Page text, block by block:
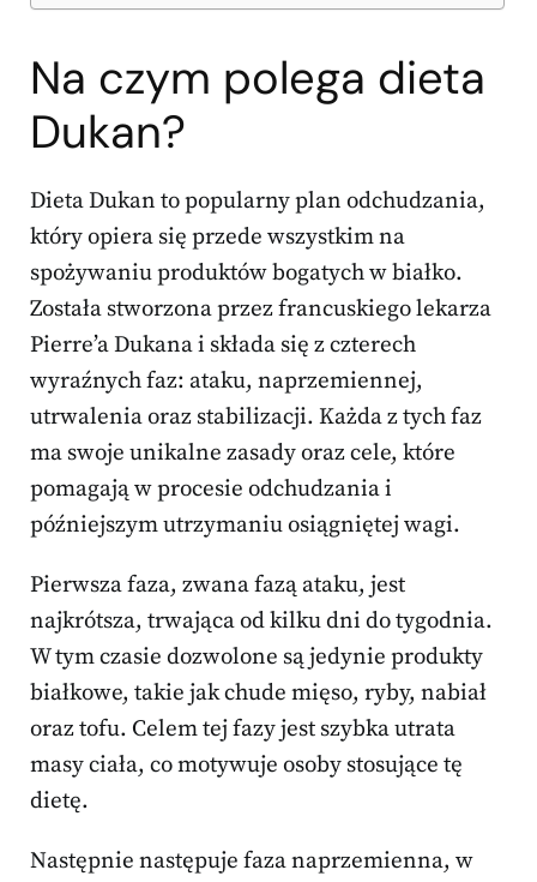
Na czym polega dieta
Dukan?
Dieta Dukan to popularny plan odchudzania,
który opiera się przede wszystkim na
spożywaniu produktów bogatych w białko.
Została stworzona przez francuskiego lekarza
Pierre’a Dukana i składa się z czterech
wyraźnych faz: ataku, naprzemiennej,
utrwalenia oraz stabilizacji. Każda z tych faz
ma swoje unikalne zasady oraz cele, które
pomagają w procesie odchudzania i
późniejszym utrzymaniu osiągniętej wagi.
Pierwsza faza, zwana fazą ataku, jest
najkrótsza, trwająca od kilku dni do tygodnia.
W tym czasie dozwolone są jedynie produkty
białkowe, takie jak chude mięso, ryby, nabiał
oraz tofu. Celem tej fazy jest szybka utrata
masy ciała, co motywuje osoby stosujące tę
dietę.
Następnie następuje faza naprzemienna, w